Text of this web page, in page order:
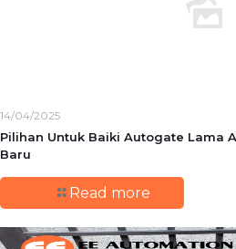
14/04/2025
Pilihan Untuk Baiki Autogate Lama
Baru
Read more